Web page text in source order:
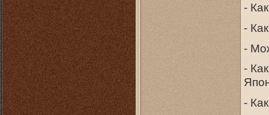
-
-
-
-
-